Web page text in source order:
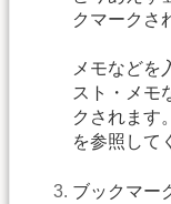
クマークさ
メモなどを
スト・メモ
クされます。
を参照して
ブックマー